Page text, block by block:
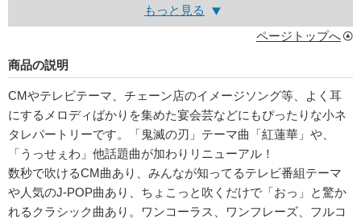
もっと見る
ページトップへ
商品の説明
CMやテレビテーマ、チェーン店のイメージソング等、よく耳
にするメロディばかりを集めた宴会芸などにもぴったりな小ネ
タレパートリーです。「鬼滅の刃」テーマ曲「紅蓮華」や、
「うっせぇわ」他話題曲が加わりリニューアル！
数秒で吹けるCM曲あり、みんなが知ってるテレビ番組テーマ
や人気のJ-POP曲あり、ちょこっと吹くだけで「おっ」と驚か
れるクラシック曲あり。ワンコーラス、ワンフレーズ、フルコ